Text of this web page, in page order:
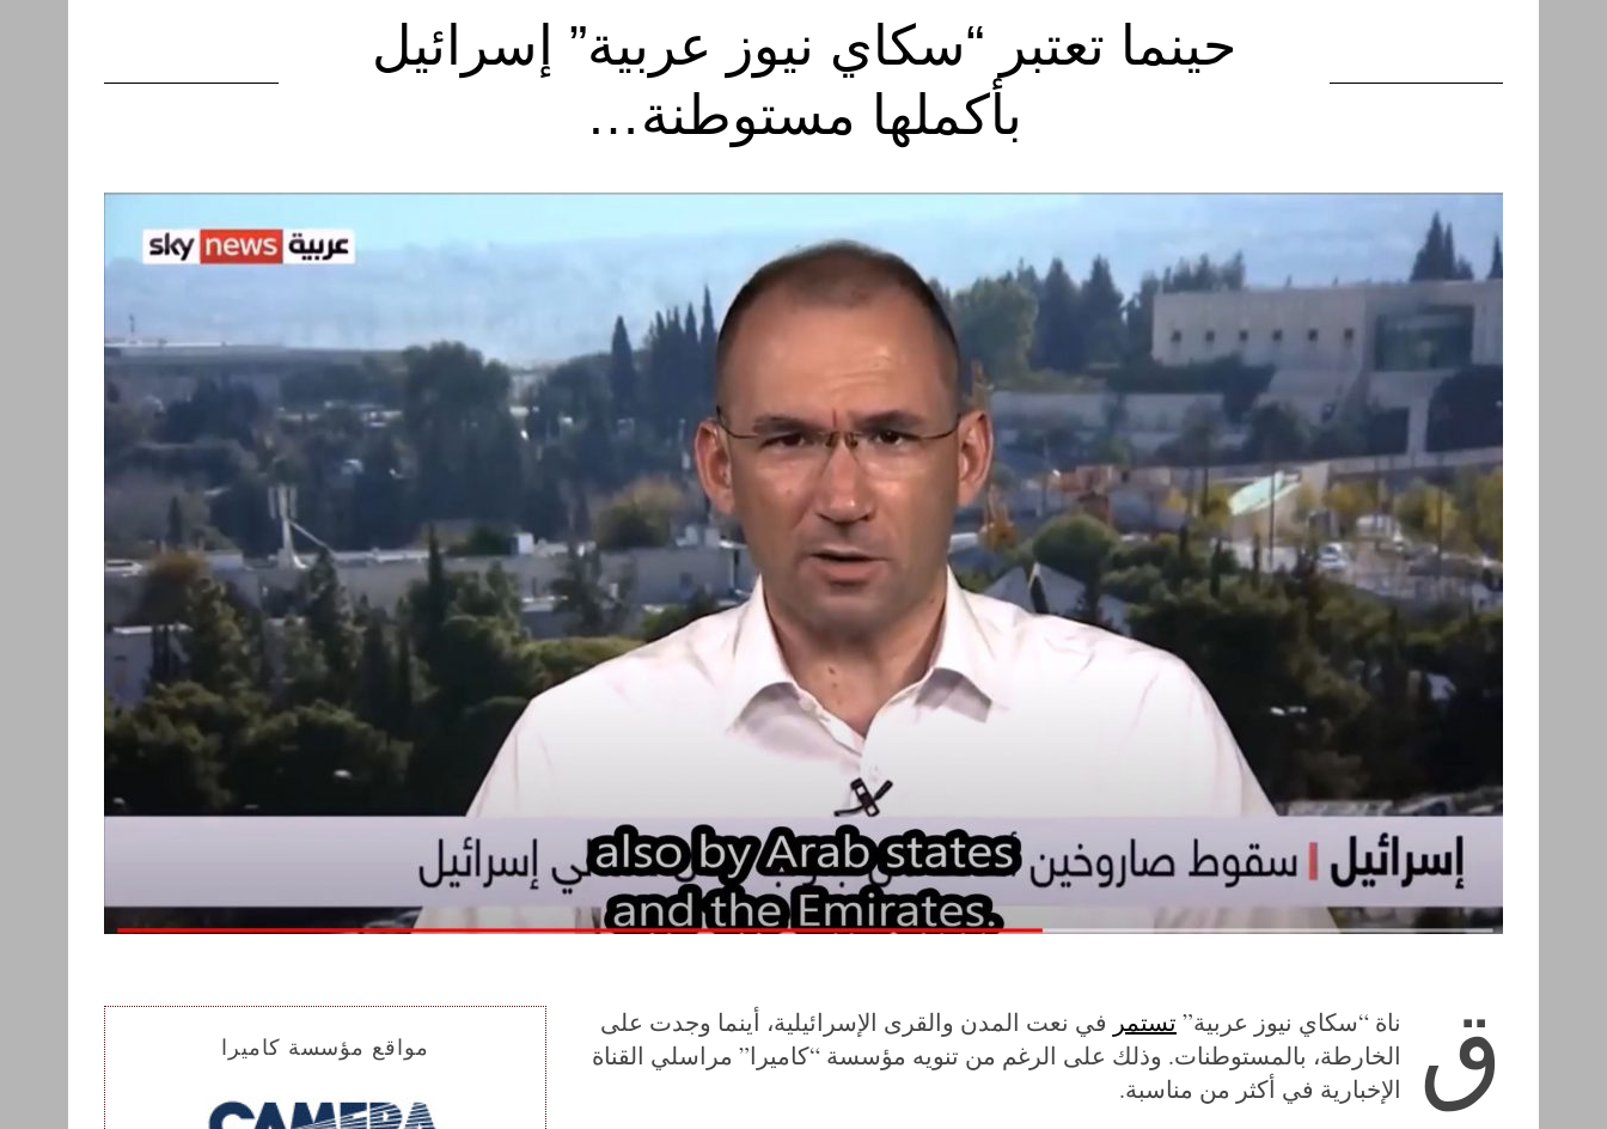
حينما تعتبر “سكاي نيوز عربية” إسرائيل
بأكملها مستوطنة…
ق ناة “سكاي نيوز عربية” تستمر في نعت المدن والقرى الإسرائيلية، أينما وجدت على
الخارطة، بالمستوطنات. وذلك على الرغم من تنويه مؤسسة “كاميرا” مراسلي القناة
الإخبارية في أكثر من مناسبة.
مواقع مؤسسة كاميرا